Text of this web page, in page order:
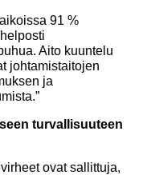
91 %
Aito kuuntelu
johtamistaitojen
ja
turvallisuuteen
ovat sallittuja,